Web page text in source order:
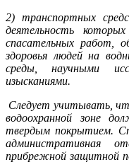
2) транспортных
деятельность
спасательных работ,
здоровья людей на
среды, научными
изысканиями.
Следует учитывать,
водоохранной зоне
твердым покрытием.
административная
прибрежной защитной